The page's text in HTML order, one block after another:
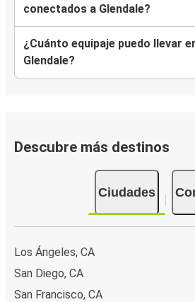
conectados a Glendale?
¿Cuánto equipaje puedo llevar
Glendale?
Descubre más destinos
Ciudades
Los Ángeles, CA
San Diego, CA
San Francisco, CA